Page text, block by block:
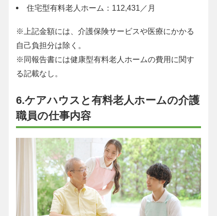
住宅型有料老人ホーム：112,431／月
※上記金額には、介護保険サービスや医療にかかる
自己負担分は除く。
※同報告書には健康型有料老人ホームの費用に関す
る記載なし。
6.ケアハウスと有料老人ホームの介護
職員の仕事内容